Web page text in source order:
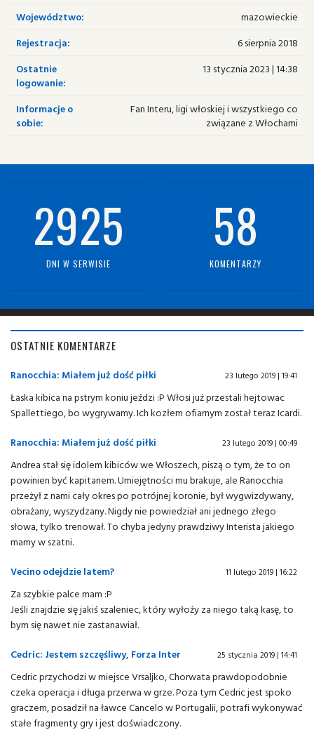
Województwo:
mazowieckie
Rejestracja:
6 sierpnia 2018
Ostatnie
logowanie:
13 stycznia 2023 | 14:38
Informacje o
sobie:
Fan Interu, ligi włoskiej i wszystkiego co
związane z Włochami
2925
DNI W SERWISIE
58
KOMENTARZY
OSTATNIE KOMENTARZE
Ranocchia: Miałem już dość piłki 23 lutego 2019 | 19:41
Łaska kibica na pstrym koniu jeździ :P Włosi już przestali hejtowac
Spallettiego, bo wygrywamy. Ich kozłem ofiarnym został teraz Icardi.
Ranocchia: Miałem już dość piłki
23 lutego 2019 | 00:49
Andrea stał się idolem kibiców we Włoszech, piszą o tym, że to on
powinien być kapitanem. Umiejętności mu brakuje, ale Ranocchia
przeżył z nami cały okres po potrójnej koronie, był wygwizdywany,
obrażany, wyszydzany. Nigdy nie powiedział ani jednego złego
słowa, tylko trenował. To chyba jedyny prawdziwy Interista jakiego
mamy w szatni.
Vecino odejdzie latem?
11 lutego 2019 | 16:22
Za szybkie palce mam :P
Jeśli znajdzie się jakiś szaleniec, który wyłoży za niego taką kasę, to
bym się nawet nie zastanawiał.
Cedric: Jestem szczęśliwy, Forza Inter
25 stycznia 2019 | 14:41
Cedric przychodzi w miejsce Vrsaljko, Chorwata prawdopodobnie
czeka operacja i długa przerwa w grze. Poza tym Cedric jest spoko
graczem, posadził na ławce Cancelo w Portugalii, potrafi wykonywać
stałe fragmenty gry i jest doświadczony.